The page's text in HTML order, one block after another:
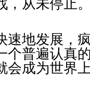
，从未停止
速地发展，
个普遍认真
会成为世界